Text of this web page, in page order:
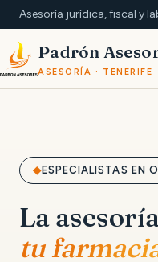
Asesoría jurídica, fiscal y
Padrón
ASESORÍA · TENERIFE
ESPECIALISTAS EN
La
tu